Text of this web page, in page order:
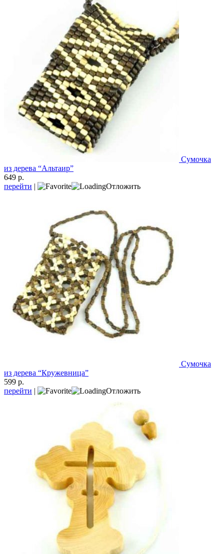
Сумочка
из дерева “Альтаир”
649 р.
перейти | Отложить
Сумочка
из дерева “Кружевница”
599 р.
перейти | Отложить